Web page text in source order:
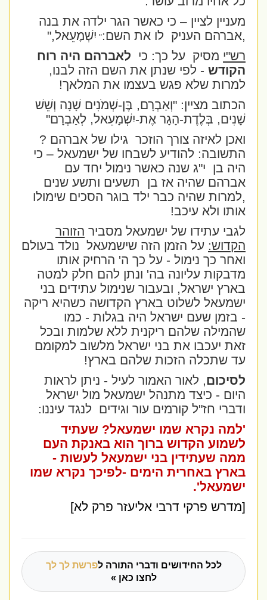
מעניין לציין – כי כאשר הגר ילדה את בנה
,אברהם העניק לו את השם:" יִשְׁמָעֵאל,"
רש"ימסיק על כך: כי לאברהם היה רוח
הקודש- לפי שנתן את השם הזה לבנו,
למרות שלא פגש בעצמו את המלאך!
הכתוב מציין: " וְאַבְרָם, בֶּן-שְׁמֹנִים שָׁנָה וְשֵׁשׁ
שָׁנִים, בְּלֶדֶת-הָגָר אֶת-יִשְׁמָעֵאל, לְאַבְרָם"
ואכן לאיזה צורך הוזכר גילו של אברהם ?
התשובה: להודיע לשבחו של ישמעאל – כי
היה בן י"ג שנה כאשר נימול יחד עם
אברהם שהיה אז בן תשעים ותשע שנים
,למרות שהיה כבר ילד בוגר הסכים שימולו
אותו ולא עיכב!
לגבי עתידו של ישמעאל מסבירהזוהר
הקדוש:על הזמן הזה שישמעאל נולד בעולם
ואחר כך נימול - על כך ה' הרחיק אותו
מדבקות עליונה בה' ונתן להם חלק למטה
בארץ ישראל, ובעבור שנימול עתידים בני
ישמעאל לשלוט בארץ הקדושה כשהיא ריקה
- בזמן שעם ישראל היה בגלות - כמו
שהמילה שלהם ריקנית ללא שלמות ובכל
זאת יעכבו את בני ישראל מלשוב למקומם
עד שתכלה הזכות שלהם בארץ!
לסיכום, לאור האמור לעיל - ניתן לראות
היום - כיצד מתנהל ישמעאל מול ישראל
ודברי חז"ל קורמים עור וגידים לנגד עיננו:
'למה נקרא שמו ישמעאל? שעתיד
לשמוע הקדוש ברוך הוא באנקת העם
ממה שעתידין בני ישמעאל לעשות -
בארץ באחרית הימים -לפיכך נקרא שמו
ישמעאל'.
[מדרש פרקי דרבי אליעזר פרק לא]
לכל החידושים ודברי התורה לפרשת לך לך
לחצו כאן »